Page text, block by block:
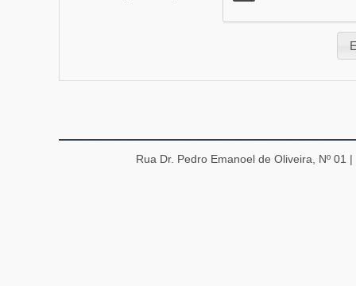
Rua Dr. Pedro Emanoel de Oliveira, Nº 01